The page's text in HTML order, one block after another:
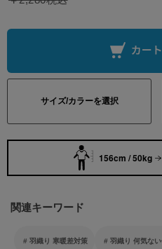
サイズ/カラーを選択
156cm / 50kg
関連キーワード
羽織り 寒暖差対策 羽織り 何気な